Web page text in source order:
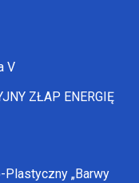
V
ZŁAP ENERGIĘ
„Barwy